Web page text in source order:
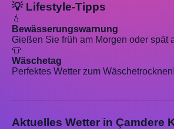
💡 Lifestyle-Tipps
💧
Bewässerungswarnung
Gießen Sie früh am Morgen oder spät
👕
Wäschetag
Perfektes Wetter zum Wäschetrocknen!
Aktuelles Wetter in Çamdere